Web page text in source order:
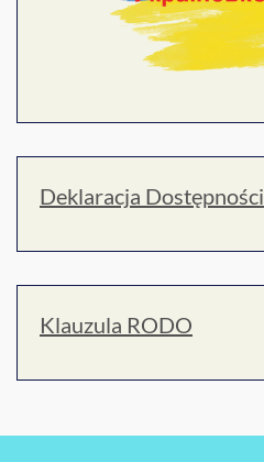
Deklaracja Dostępności
Klauzula RODO